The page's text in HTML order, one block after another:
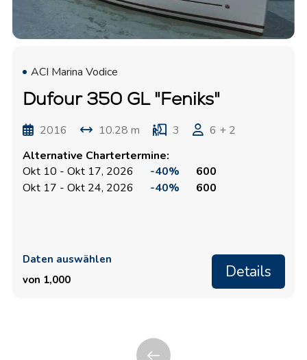
ACI Marina Vodice
Dufour 350 GL "Feniks"
2016 10.28 m 3
6 + 2
Alternative Chartertermine:
Okt 10 - Okt 17, 2026
-40%
600
Okt 17 - Okt 24, 2026
-40% 600
Daten auswählen
von 1,000
Details